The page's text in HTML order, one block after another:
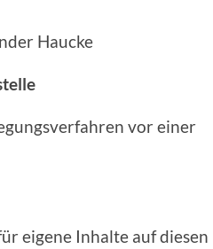
Haucke
vor einer
eigene Inhalte auf diesen